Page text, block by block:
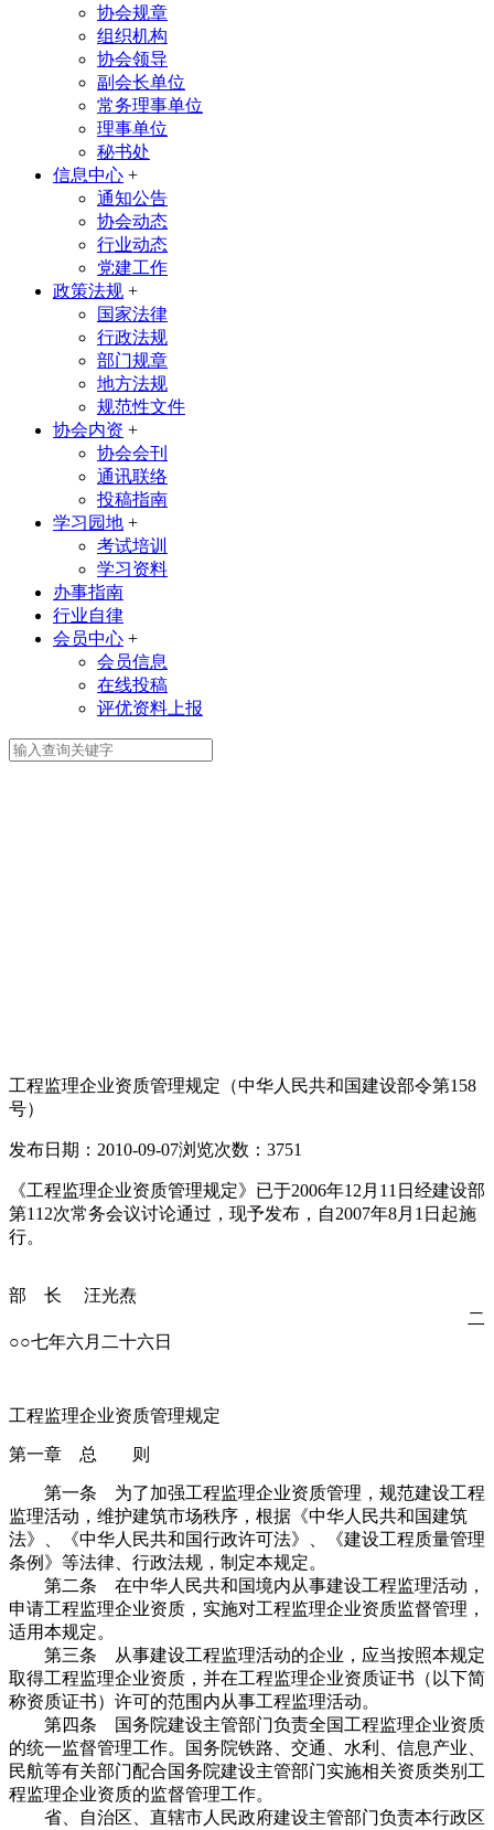
协会规章
组织机构
协会领导
副会长单位
常务理事单位
理事单位
秘书处
信息中心 +
通知公告
协会动态
行业动态
党建工作
政策法规 +
国家法律
行政法规
部门规章
地方法规
规范性文件
协会内资 +
协会会刊
通讯联络
投稿指南
学习园地 +
考试培训
学习资料
办事指南
行业自律
会员中心 +
会员信息
在线投稿
评优资料上报
工程监理企业资质管理规定（中华人民共和国建设部令第158
号）
发布日期：2010-09-07浏览次数：3751
《工程监理企业资质管理规定》已于2006年12月11日经建设部
第112次常务会议讨论通过，现予发布，自2007年8月1日起施
行。
部 长 汪光焘
二
○○七年六月二十六日
工程监理企业资质管理规定
第一章 总 则
第一条 为了加强工程监理企业资质管理，规范建设工程
监理活动，维护建筑市场秩序，根据《中华人民共和国建筑
法》、《中华人民共和国行政许可法》、《建设工程质量管理
条例》等法律、行政法规，制定本规定。
第二条 在中华人民共和国境内从事建设工程监理活动，
申请工程监理企业资质，实施对工程监理企业资质监督管理，
适用本规定。
第三条 从事建设工程监理活动的企业，应当按照本规定
取得工程监理企业资质，并在工程监理企业资质证书（以下简
称资质证书）许可的范围内从事工程监理活动。
第四条 国务院建设主管部门负责全国工程监理企业资质
的统一监督管理工作。国务院铁路、交通、水利、信息产业、
民航等有关部门配合国务院建设主管部门实施相关资质类别工
程监理企业资质的监督管理工作。
省、自治区、直辖市人民政府建设主管部门负责本行政区